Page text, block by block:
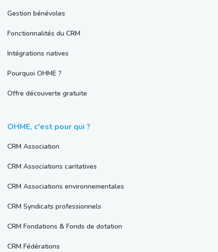
Gestion bénévoles
Fonctionnalités du CRM
Intégrations natives
Pourquoi OHME ?
Offre découverte gratuite
OHME, c'est pour qui ?
CRM Association
CRM Associations caritatives
CRM Associations environnementales
CRM Syndicats professionnels
CRM Fondations & Fonds de dotation
CRM Fédérations